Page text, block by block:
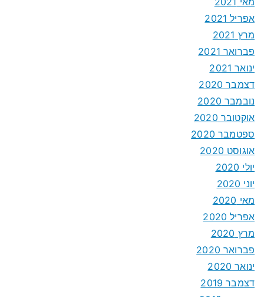
אפריל 2021
מרץ 2021
פברואר 2021
ינואר 2021
דצמבר 2020
נובמבר 2020
אוקטובר 2020
ספטמבר 2020
אוגוסט 2020
יולי 2020
יוני 2020
מאי 2020
אפריל 2020
מרץ 2020
פברואר 2020
ינואר 2020
דצמבר 2019